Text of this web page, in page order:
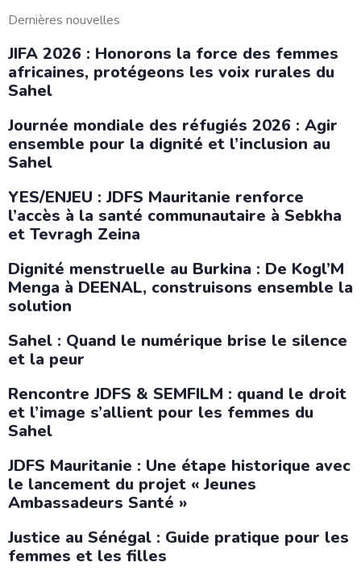
Dernières nouvelles
JIFA 2026 : Honorons la force des femmes
africaines, protégeons les voix rurales du
Sahel
Journée mondiale des réfugiés 2026 : Agir
ensemble pour la dignité et l’inclusion au
Sahel
YES/ENJEU : JDFS Mauritanie renforce
l’accès à la santé communautaire à Sebkha
et Tevragh Zeina
Dignité menstruelle au Burkina : De Kogl’M
Menga à DEENAL, construisons ensemble la
solution
Sahel : Quand le numérique brise le silence
et la peur
Rencontre JDFS & SEMFILM : quand le droit
et l’image s’allient pour les femmes du
Sahel
JDFS Mauritanie : Une étape historique avec
le lancement du projet « Jeunes
Ambassadeurs Santé »
Justice au Sénégal : Guide pratique pour les
femmes et les filles